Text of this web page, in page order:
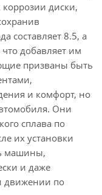
диски,
составляет 8.5, а
добавляет им
призваны быть
и комфорт, но
Они
сплава по
их установки
машины,
и даже
движении по